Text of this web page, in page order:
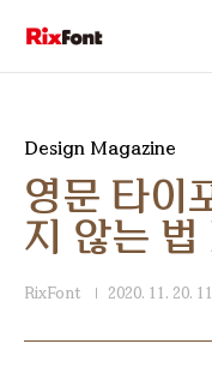
Design Magazine
영문 타이
지 않는 법
RixFont 2020. 11. 20.